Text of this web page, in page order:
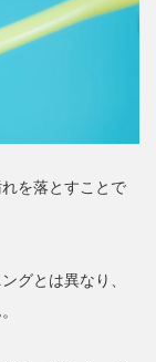
を落とすことで
グとは異なり、